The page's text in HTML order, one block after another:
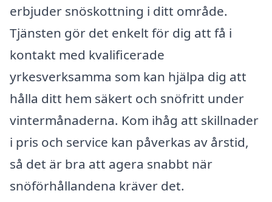
erbjuder snöskottning i ditt område.
Tjänsten gör det enkelt för dig att få i
kontakt med kvalificerade
yrkesverksamma som kan hjälpa dig att
hålla ditt hem säkert och snöfritt under
vintermånaderna. Kom ihåg att skillnader
i pris och service kan påverkas av årstid,
så det är bra att agera snabbt när
snöförhållandena kräver det.